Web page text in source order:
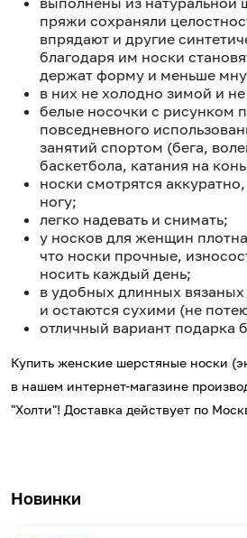
пряжи сохраняли
впрядают и другие
благодаря им носки
держат форму и меньше
в них не холодно зимой и
белые носочки с рисунком
повседневного
занятий спортом (бега,
баскетбола, катания на
носки смотрятся
ногу;
легко надевать и снимать;
у носков для женщин
что носки прочные,
носить каждый день;
в удобных длинных
и остаются сухими (не
отличный вариант подарка
Купить женские шерстяные носки
в нашем интернет-магазине
"Холти"! Доставка действует по
Новинки